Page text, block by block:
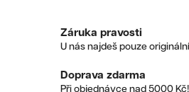
Záruka pravosti
U nás najdeš pouze
Doprava zdarma
Při objednávce nad 5000 Kč!